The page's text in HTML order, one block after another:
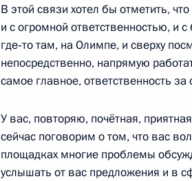
Рабочая встреча с Министром
Денисом Мантуровым
11 апреля 2016 года, 17:10 Москва,
10 апреля 2016 года,
Соболезнования Президенту
и Премьер-министру Нарендре
В этой связи хотел бы отметить,
и с огромной ответственностью, и
где‑то там, на Олимпе, и сверху
непосредственно, напрямую
самое главное, ответственность
У вас, повторяю, почётная,
сейчас поговорим о том, что вас
площадках многие проблемы
услышать от вас предложения и в